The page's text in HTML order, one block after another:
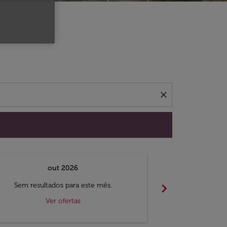
close
out 2026
Sem resultados para este mês.
Ver ofertas
chevron_right